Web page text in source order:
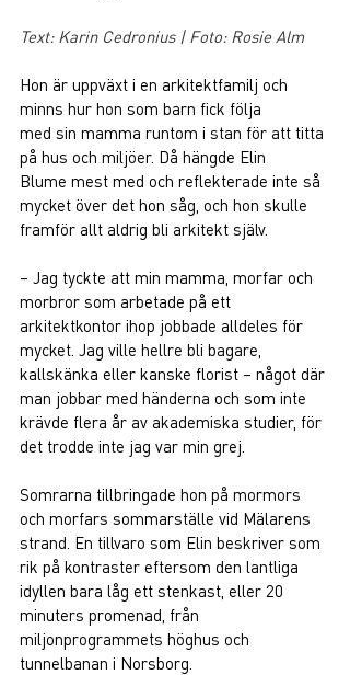
Text: Karin Cedronius | Foto: Rosie Alm
Hon är uppväxt i en arkitektfamilj och
minns hur hon som barn fick följa
med sin mamma runtom i stan för att titta
på hus och miljöer. Då hängde Elin
Blume mest med och reflekterade inte så
mycket över det hon såg, och hon skulle
framför allt aldrig bli arkitekt själv.
– Jag tyckte att min mamma, morfar och
morbror som arbetade på ett
arkitektkontor ihop jobbade alldeles för
mycket. Jag ville hellre bli bagare,
kallskänka eller kanske florist – något där
man jobbar med händerna och som inte
krävde flera år av akademiska studier, för
det trodde inte jag var min grej.
Somrarna tillbringade hon på mormors
och morfars sommarställe vid Mälarens
strand. En tillvaro som Elin beskriver som
rik på kontraster eftersom den lantliga
idyllen bara låg ett stenkast, eller 20
minuters promenad, från
miljonprogrammets höghus och
tunnelbanan i Norsborg.